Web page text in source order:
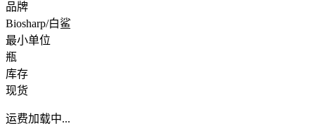
品牌
Biosharp/白鲨
最小单位
瓶
库存
现货
运费加载中...